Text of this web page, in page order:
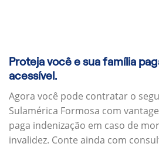
Proteja você e sua família
acessível.
Agora você pode contratar o
Sulamérica Formosa com
paga indenização em caso de
invalidez. Conte ainda com